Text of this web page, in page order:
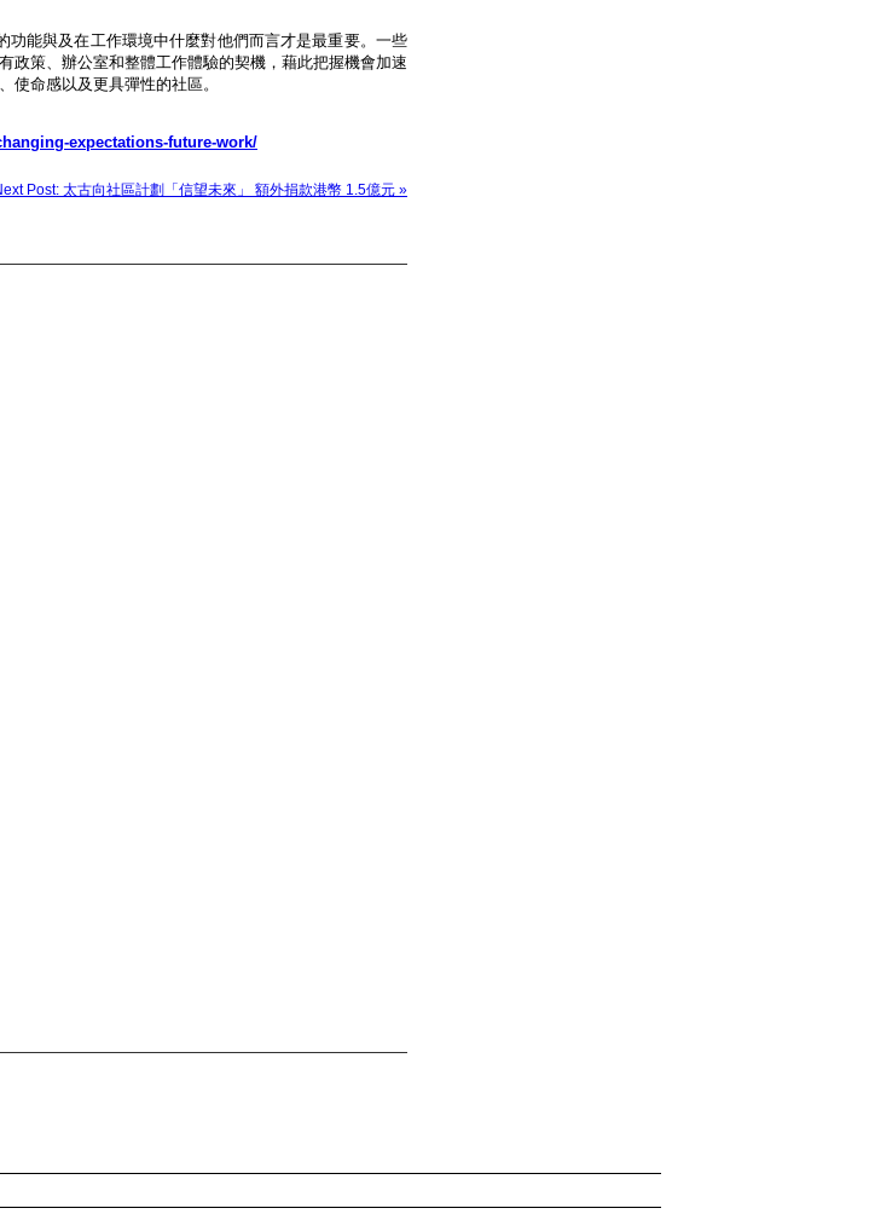
能與及在工作環境中什麼對他們而言才是最重要。一些
政策、辦公室和整體工作體驗的契機，藉此把握機會加速
使命感以及更具彈性的社區。
expectations-future-work/
Post: 太古向社區計劃「信望未來」 額外捐款港幣 1.5億元 »